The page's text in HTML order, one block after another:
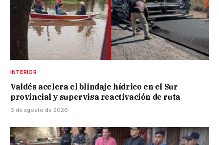
INTERIOR
Valdés acelera el blindaje hídrico en el Sur
provincial y supervisa reactivación de ruta
6 de agosto de 2026